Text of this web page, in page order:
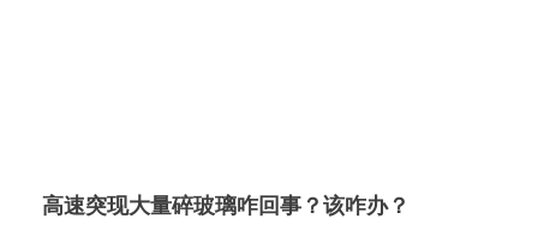
高速突现大量碎玻璃咋回事？该咋办？